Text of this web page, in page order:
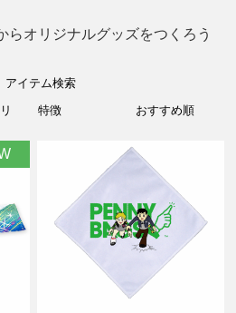
らオリジナルグッズをつくろう
アイテム検索